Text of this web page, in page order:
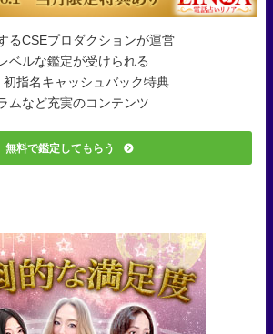
るCSEプロダクションが運営
ベルな鑑定が受けられる
初指名キャッシュバック特典
ムなど充実のコンテンツ
無料で鑑定してもらう